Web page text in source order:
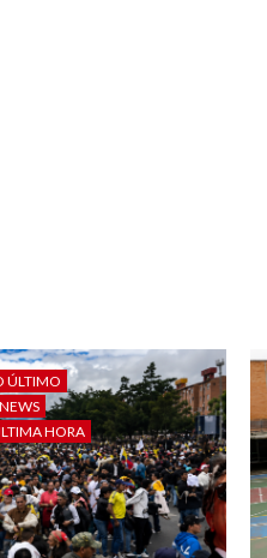
ÚLTIMO
NEWS
HORA